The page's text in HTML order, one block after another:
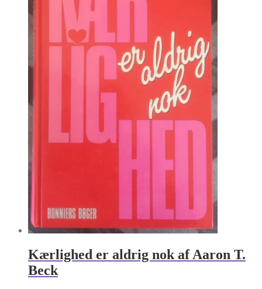
Kærlighed er aldrig nok af Aaron T.
Beck